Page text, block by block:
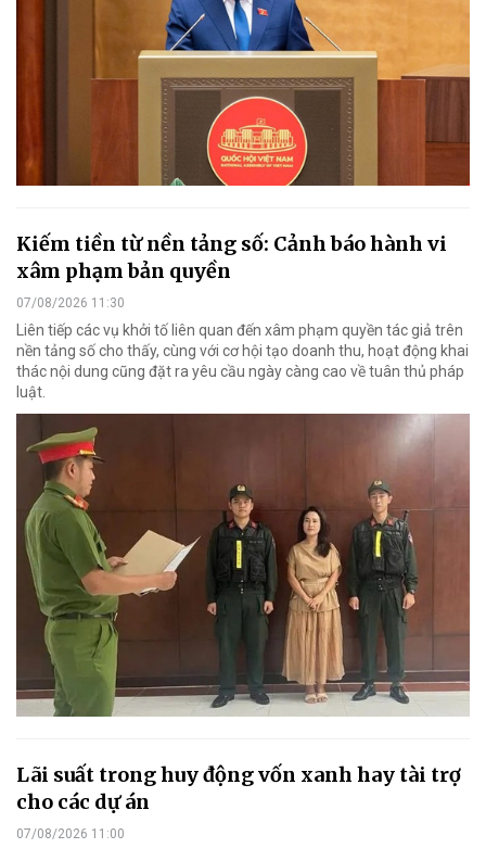
Kiếm tiền từ nền tảng số: Cảnh báo hành vi
xâm phạm bản quyền
07/08/2026 11:30
Liên tiếp các vụ khởi tố liên quan đến xâm phạm quyền tác giả trên
nền tảng số cho thấy, cùng với cơ hội tạo doanh thu, hoạt động khai
thác nội dung cũng đặt ra yêu cầu ngày càng cao về tuân thủ pháp
luật.
Lãi suất trong huy động vốn xanh hay tài trợ
cho các dự án
07/08/2026 11:00